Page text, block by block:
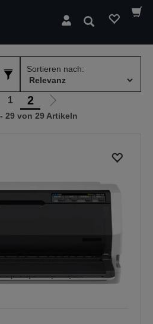
Suchen
Sortieren nach:
1 2
Zur
nächsten
29 von 29 Artikeln